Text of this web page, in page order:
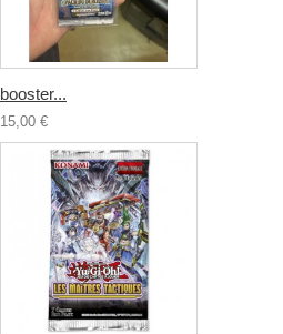
booster...
15,00 €